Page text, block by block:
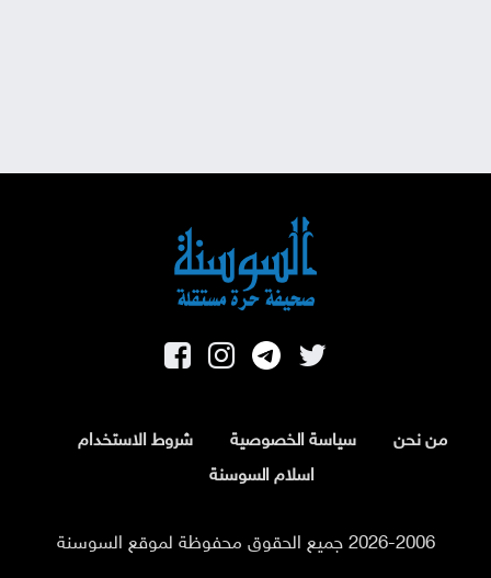
من نحن سياسة الخصوصية
شروط الاستخدام
اسلام السوسنة
2026-2006 جميع الحقوق محفوظة لموقع السوسنة